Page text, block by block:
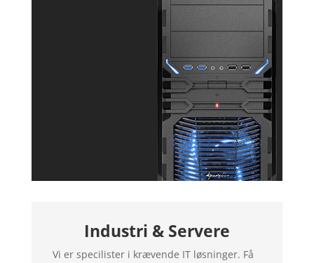
Industri & Servere
Vi er specilister i krævende IT løsninger. Få